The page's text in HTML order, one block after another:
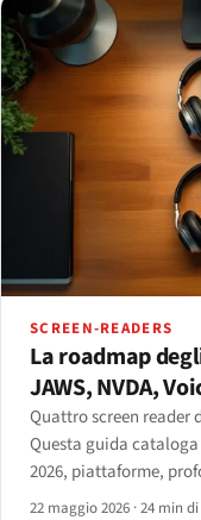
SCREEN-READERS
La roadmap
JAWS, NVDA,
Quattro screen reader
Questa guida
2026, piattaforme,
caratteristiche
22 maggio 2026 ·24 min